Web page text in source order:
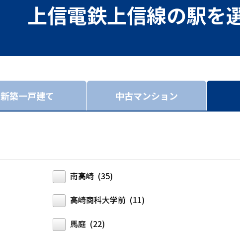
上信電鉄上信線の駅を
新築一戸建て 中古マンション
南高崎 (35)
高崎商科大学前 (11)
馬庭 (22)